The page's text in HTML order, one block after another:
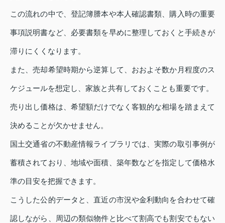
この流れの中で、登記簿謄本や本人確認書類、購入時の重要
事項説明書など、必要書類を早めに整理しておくと手続きが
滞りにくくなります。
また、売却希望時期から逆算して、おおよそ数か月程度のス
ケジュールを想定し、家族と共有しておくことも重要です。
売り出し価格は、希望額だけでなく客観的な相場を踏まえて
決めることが欠かせません。
国土交通省の不動産情報ライブラリでは、実際の取引事例が
蓄積されており、地域や面積、築年数などを指定して価格水
準の目安を把握できます。
こうした公的データと、直近の市況や金利動向を合わせて確
認しながら、周辺の類似物件と比べて割高でも割安でもない